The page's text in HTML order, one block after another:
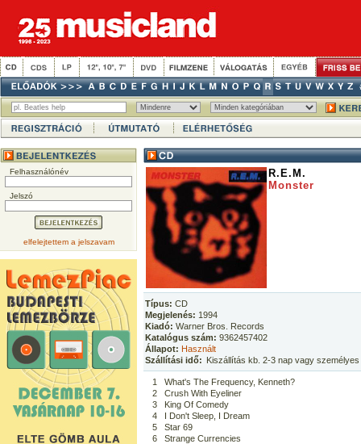
Felhasználónév
Jelszó
elfelejtettem a jelszavam
R.E.M.
Monster
Típus: CD
Megjelenés: 1994
Kiadó: Warner Bros. Records
Katalógus szám: 9362457402
Állapot: Használt
Szállítási idő: Kiszállítás kb. 2-3 nap vagy
1
What's The Frequency, Kenneth?
2
Crush With Eyeliner
3
King Of Comedy
4
I Don't Sleep, I Dream
5
Star 69
6
Strange Currencies